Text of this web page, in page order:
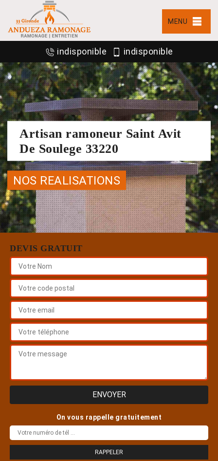
MENU
indisponible indisponible
Artisan ramoneur Saint Avit
De Soulege 33220
NOS REALISATIONS
DEVIS GRATUIT
On vous rappelle gratuitement